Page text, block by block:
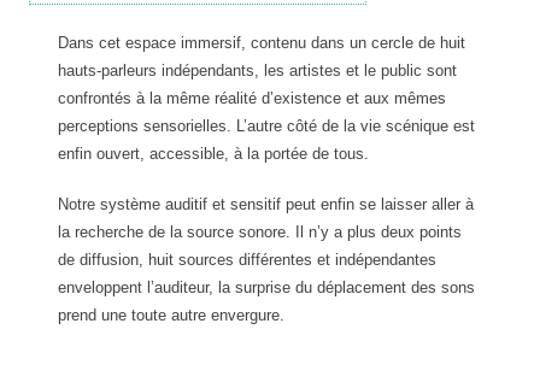
Dans cet espace immersif, contenu dans un cercle de huit
hauts-parleurs indépendants, les artistes et le public sont
confrontés à la même réalité d’existence et aux mêmes
perceptions sensorielles. L’autre côté de la vie scénique est
enfin ouvert, accessible, à la portée de tous.
Notre système auditif et sensitif peut enfin se laisser aller à
la recherche de la source sonore. Il n’y a plus deux points
de diffusion, huit sources différentes et indépendantes
enveloppent l’auditeur, la surprise du déplacement des sons
prend une toute autre envergure.